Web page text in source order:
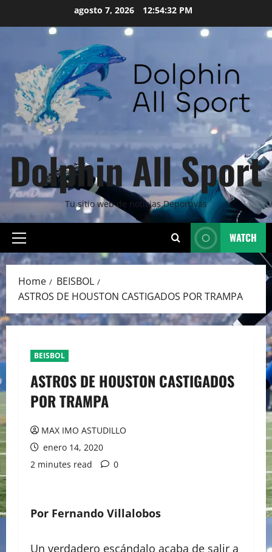
agosto 7, 2026 12:54:33 PM
Dolphin All Sport
Tu sitio web de noticias Deportivas
Primary
Menu
WATCH
Home
BEISBOL
ASTROS DE HOUSTON CASTIGADOS POR TRAMPA
BEISBOL
ASTROS DE HOUSTON CASTIGADOS
POR TRAMPA
MAX IMO ASTUDILLO
enero 14, 2020
2 minutes read
0
Por Fernando Villalobos
Un verdadero escándalo acaba de salir a